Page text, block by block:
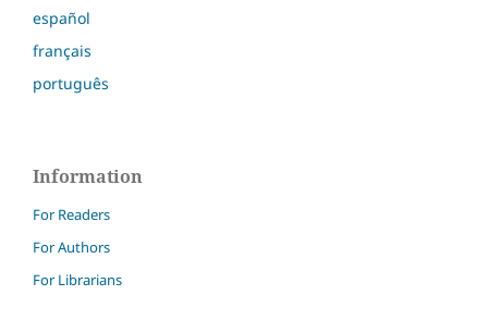
español
français
português
Information
For Readers
For Authors
For Librarians